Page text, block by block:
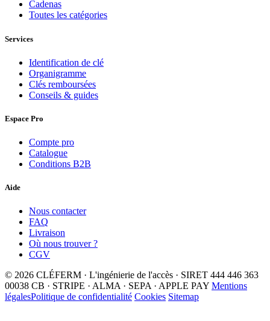
Cadenas
Toutes les catégories
Services
Identification de clé
Organigramme
Clés remboursées
Conseils & guides
Espace Pro
Compte pro
Catalogue
Conditions B2B
Aide
Nous contacter
FAQ
Livraison
Où nous trouver ?
CGV
© 2026 CLÉFERM · L'ingénierie de l'accès · SIRET 444 446 363
00038 CB · STRIPE · ALMA · SEPA · APPLE PAY Mentions
légalesPolitique de confidentialité Cookies Sitemap